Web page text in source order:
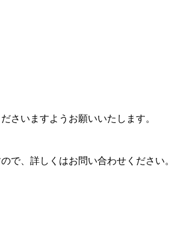
さいますようお願いいたします。
で、詳しくはお問い合わせください。